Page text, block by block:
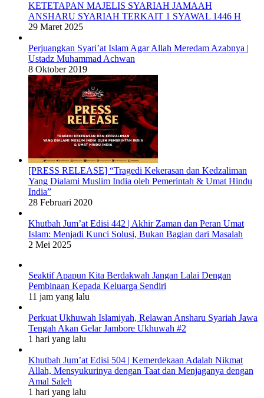
KETETAPAN MAJELIS SYARIAH JAMAAH
ANSHARU SYARIAH TERKAIT 1 SYAWAL 1446 H
29 Maret 2025
Perjuangkan Syari’at Islam Agar Allah Meredam Azabnya |
Ustadz Muhammad Achwan
8 Oktober 2019
[PRESS RELEASE] “Tragedi Kekerasan dan Kedzaliman
Yang Dialami Muslim India oleh Pemerintah & Umat Hindu
India”
28 Februari 2020
Khutbah Jum’at Edisi 442 | Akhir Zaman dan Peran Umat
Islam: Menjadi Kunci Solusi, Bukan Bagian dari Masalah
2 Mei 2025
Seaktif Apapun Kita Berdakwah Jangan Lalai Dengan
Pembinaan Kepada Keluarga Sendiri
11 jam yang lalu
Perkuat Ukhuwah Islamiyah, Relawan Ansharu Syariah Jawa
Tengah Akan Gelar Jambore Ukhuwah #2
1 hari yang lalu
Khutbah Jum’at Edisi 504 | Kemerdekaan Adalah Nikmat
Allah, Mensyukurinya dengan Taat dan Menjaganya dengan
Amal Saleh
1 hari yang lalu